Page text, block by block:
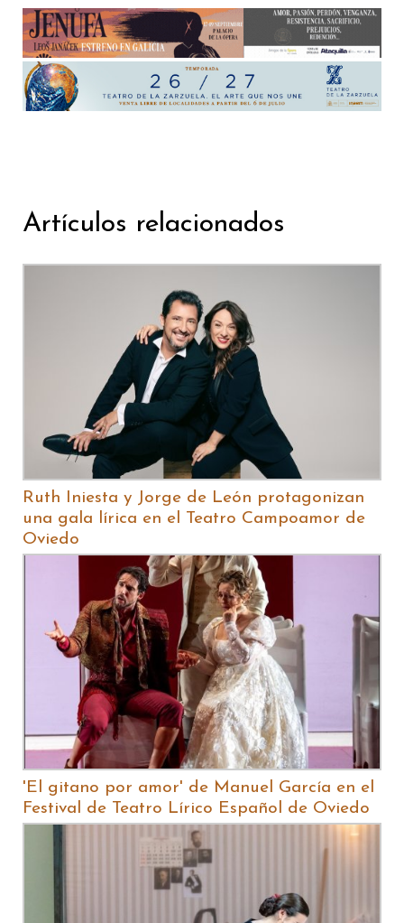
Artículos relacionados
Ruth Iniesta y Jorge de León protagonizan
una gala lírica en el Teatro Campoamor de
Oviedo
'El gitano por amor' de Manuel García en el
Festival de Teatro Lírico Español de Oviedo